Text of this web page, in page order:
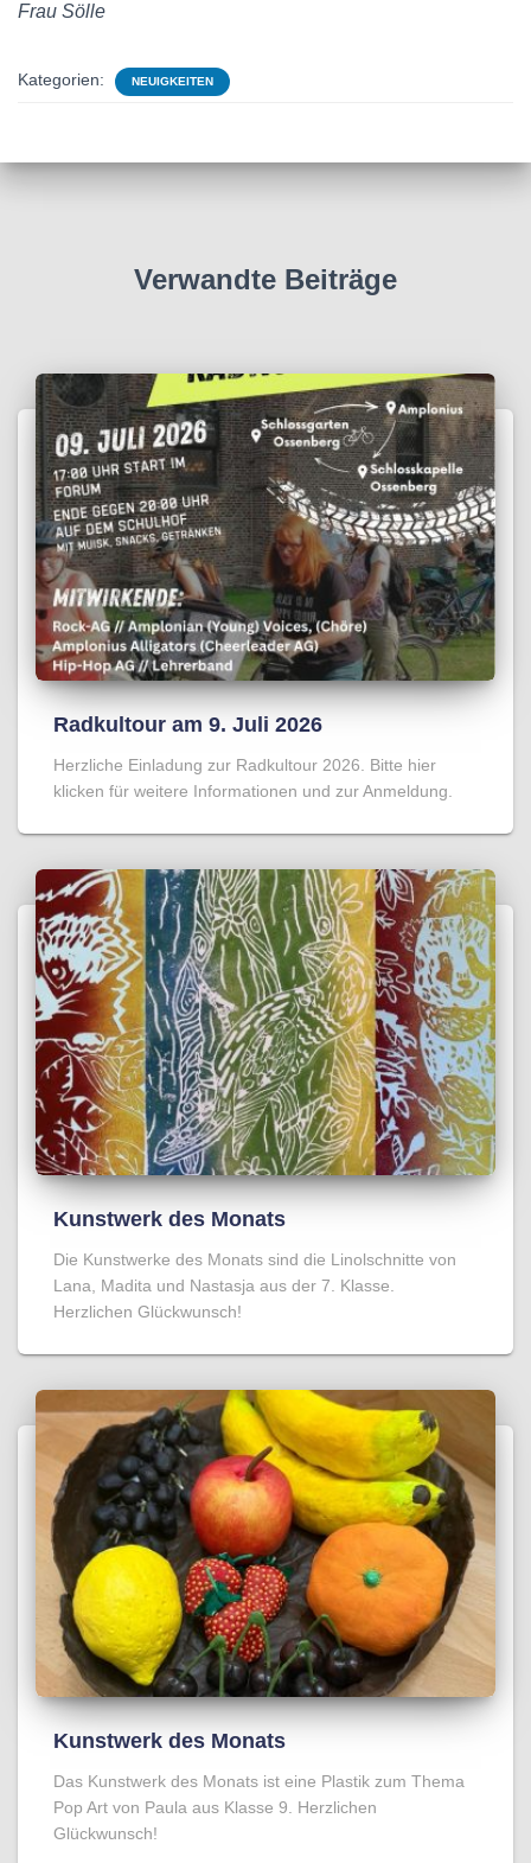
Frau Sölle
Kategorien: NEUIGKEITEN
Verwandte Beiträge
Radkultour am 9. Juli 2026
Herzliche Einladung zur Radkultour 2026. Bitte hier
klicken für weitere Informationen und zur Anmeldung.
Kunstwerk des Monats
Die Kunstwerke des Monats sind die Linolschnitte von
Lana, Madita und Nastasja aus der 7. Klasse.
Herzlichen Glückwunsch!
Kunstwerk des Monats
Das Kunstwerk des Monats ist eine Plastik zum Thema
Pop Art von Paula aus Klasse 9. Herzlichen
Glückwunsch!